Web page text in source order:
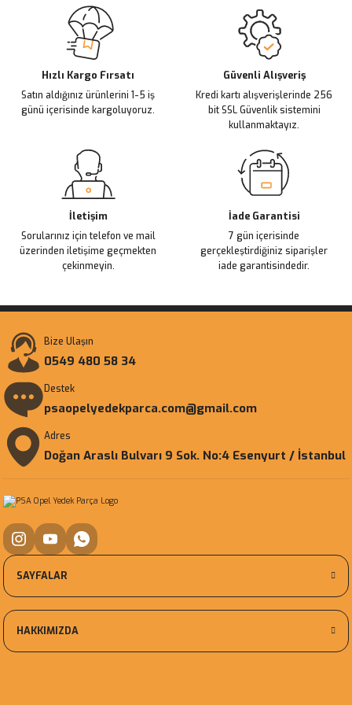
Ürün resmi kalitesiz, bozuk veya görüntülenemiyor.
Ürün açıklamasında eksik bilgiler bulunuyor.
Ürün bilgilerinde hatalar bulunuyor.
Ürün fiyatı diğer sitelerden daha pahalı.
Bu ürüne benzer farklı alternatifler olmalı.
Hızlı Kargo Fırsatı
Satın aldığınız ürünlerini 1-5 iş
günü içerisinde kargoluyoruz.
Güvenli Alışveriş
Kredi kartı alışverişlerinde 256
bit SSL Güvenlik sistemini
kullanmaktayız.
İletişim
Sorularınız için telefon ve mail
üzerinden iletişime geçmekten
çekinmeyin.
İade Garantisi
7 gün içerisinde
gerçekleştirdiğiniz siparişler
iade garantisindedir.
Bize Ulaşın
0549 480 58 34
Destek
psaopelyedekparca.com@gmail.com
Adres
Doğan Araslı Bulvarı 9 Sok. No:4 Esenyurt / İstanbul
SAYFALAR
HAKKIMIZDA